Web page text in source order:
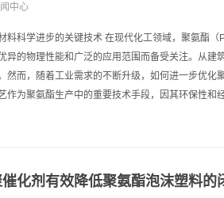
中心
料科学进步的关键技术 在现代化工领域，聚氨酯（
异的物理性能和广泛的应用范围而备受关注。从建
然而，随着工业需求的不断升级，如何进一步优化
作为聚氨酯生产中的重要技术手段，因其环保性和
化剂有效降低聚氨酯泡沫塑料的